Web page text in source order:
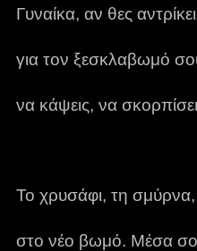
Γυναίκα, αν θες
για τον ξεσκλαβωμό
να κάψεις, να
Το χρυσάφι, τη σμύρνα,
στο νέο βωμό. Μέσα